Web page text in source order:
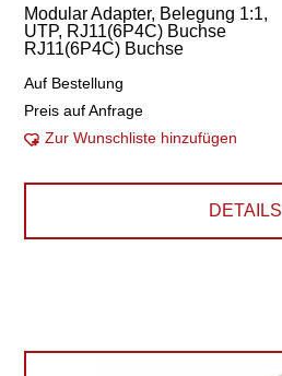
Modular Adapter, Belegung 1:1,
UTP, RJ11(6P4C) Buchse
RJ11(6P4C) Buchse
Auf Bestellung
Preis auf Anfrage
Zur Wunschliste hinzufügen
DETAILS